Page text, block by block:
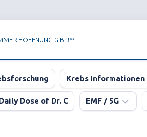
HOFFNUNG GIBT!™
Krebs Informationen
Daily Dose of Dr. C EMF / 5G